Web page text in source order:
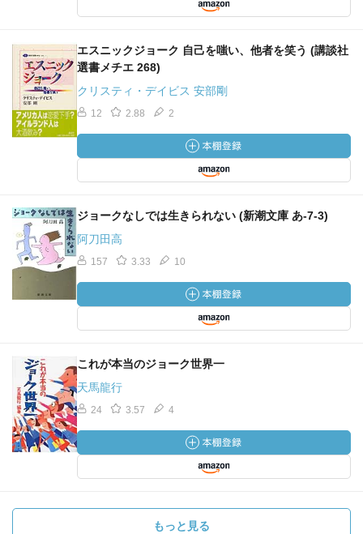
エスニックジョーク 自己を嗤い、他者を笑う (講談社
選書メチエ 268)
クリスティ・デイビス 安部剛
12 2.88 2
ジョークなしでは生きられない (新潮文庫 あ-7-3)
阿刀田高
157 3.33 10
これが本当のジョーク世界一
天馬龍行
24 3.57 4
もっと見る